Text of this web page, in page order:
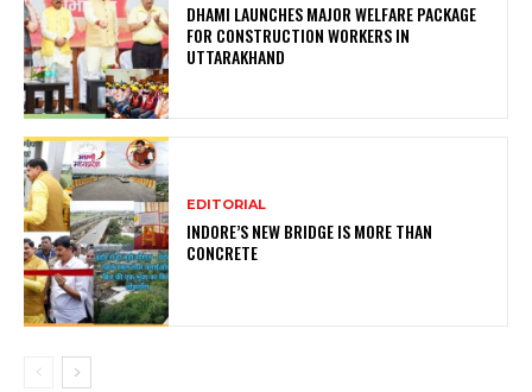
DHAMI LAUNCHES MAJOR WELFARE PACKAGE
FOR CONSTRUCTION WORKERS IN
UTTARAKHAND
EDITORIAL
INDORE’S NEW BRIDGE IS MORE THAN
CONCRETE